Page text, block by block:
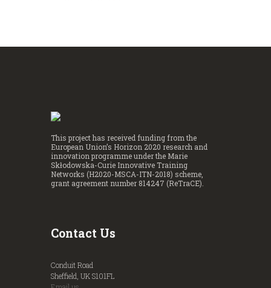
This project has received funding from the
European Union’s Horizon 2020 research and
innovation programme under the Marie
Skłodowska-Curie Innovative Training
Networks (H2020-MSCA-ITN-2018) scheme,
grant agreement number 814247 (ReTraCE).
Contact Us
Conduit Road
Sheffield, UK S101FL